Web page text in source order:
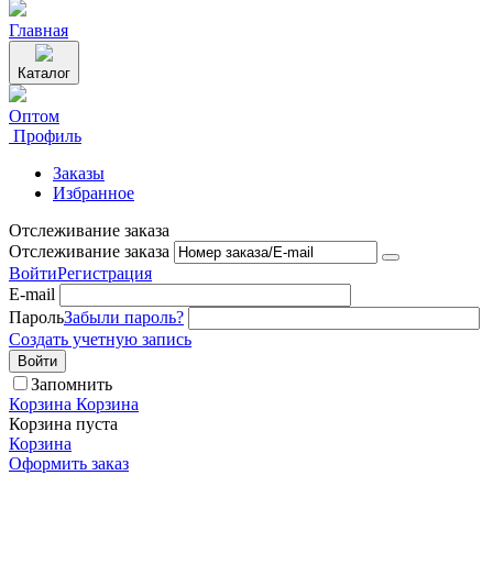
Главная
Каталог
Оптом
Профиль
Заказы
Избранное
Отслеживание заказа
Отслеживание заказа
ВойтиРегистрация
E-mail
ПарольЗабыли пароль?
Создать учетную запись
Войти
Запомнить
Корзина Корзина
Корзина пуста
Корзина
Оформить заказ